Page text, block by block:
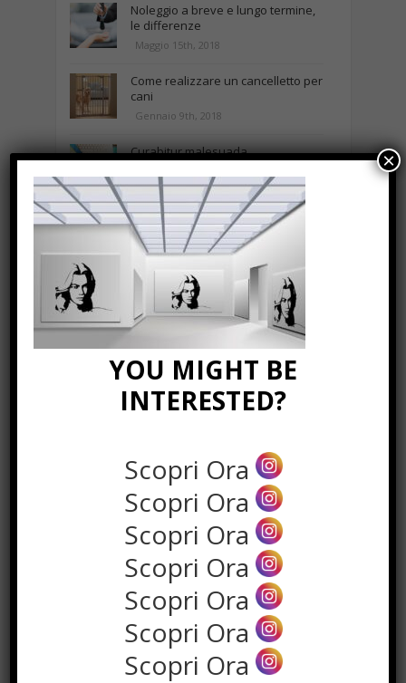
Noleggio a breve e lungo termine,
le differenze
Maggio 15th, 2018
Come realizzare un cancelletto per
cani
Gennaio 9th, 2018
Curabitur malesuada
NEWS IN UNA FOTO
POPOLARI
YOU MIGHT BE
INTERESTED?
Scopri Ora
Scopri Ora
Scopri Ora
Scopri Ora
Scopri Ora
Scopri Ora
Scopri Ora
×